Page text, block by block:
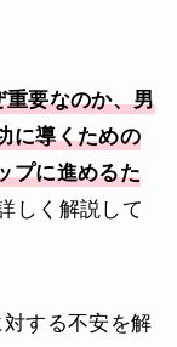
重要なのか、男
に導くための
プに進めるた
しく解説して
する不安を解